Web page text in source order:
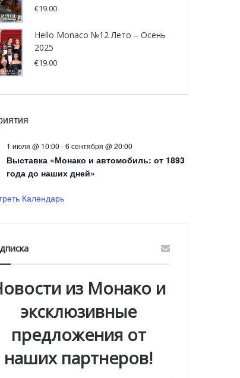
€19.00
Hello Monaco №12 Лето – Осень
2025
€19.00
1 июля @ 10:00 -6 сентября @ 20:00
Выставка «Монако и автомобиль: от 1893
года до наших дней»
Календарь
из Монако и
эксклюзивные
предложения от
наших партнеров!